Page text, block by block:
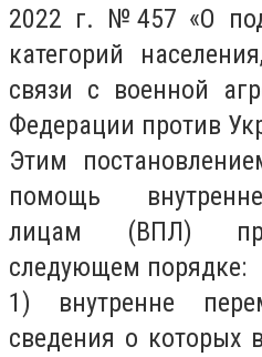
2022 г. №457 «О
категорий
связи с военной
Федерации против
Этим
помощь
лицам (ВПЛ)
следующем порядке:
1) внутренне
сведения о